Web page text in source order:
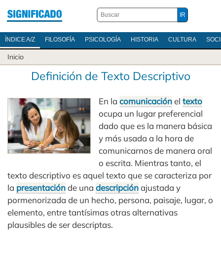
ÍNDICE A/Z FILOSOFÍA PSICOLOGÍA HISTORIA CULTURA
Inicio
Definición de Texto Descriptivo
En lacomunicacióneltexto
ocupa un lugar preferencial
dado que es la manera básica
y más usada a la hora de
comunicarnos de manera oral
o escrita. Mientras tanto, el
texto descriptivo es aquel texto que se caracteriza por
la presentaciónde una descripciónajustada y
pormenorizada de un hecho, persona, paisaje, lugar, o
elemento, entre tantísimas otras alternativas
plausibles de ser descriptas.